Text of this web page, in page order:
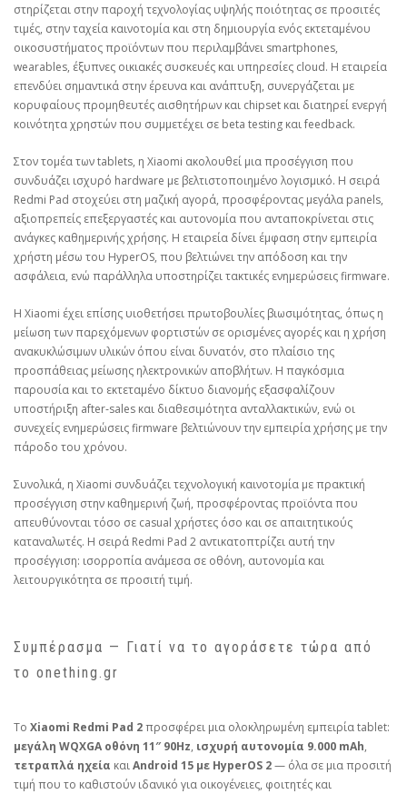
στηρίζεται στην παροχή τεχνολογίας υψηλής ποιότητας σε προσιτές
τιμές, στην ταχεία καινοτομία και στη δημιουργία ενός εκτεταμένου
οικοσυστήματος προϊόντων που περιλαμβάνει smartphones,
wearables, έξυπνες οικιακές συσκευές και υπηρεσίες cloud. Η εταιρεία
επενδύει σημαντικά στην έρευνα και ανάπτυξη, συνεργάζεται με
κορυφαίους προμηθευτές αισθητήρων και chipset και διατηρεί ενεργή
κοινότητα χρηστών που συμμετέχει σε beta testing και feedback.
Στον τομέα των tablets, η Xiaomi ακολουθεί μια προσέγγιση που
συνδυάζει ισχυρό hardware με βελτιστοποιημένο λογισμικό. Η σειρά
Redmi Pad στοχεύει στη μαζική αγορά, προσφέροντας μεγάλα panels,
αξιοπρεπείς επεξεργαστές και αυτονομία που ανταποκρίνεται στις
ανάγκες καθημερινής χρήσης. Η εταιρεία δίνει έμφαση στην εμπειρία
χρήστη μέσω του HyperOS, που βελτιώνει την απόδοση και την
ασφάλεια, ενώ παράλληλα υποστηρίζει τακτικές ενημερώσεις firmware.
Η Xiaomi έχει επίσης υιοθετήσει πρωτοβουλίες βιωσιμότητας, όπως η
μείωση των παρεχόμενων φορτιστών σε ορισμένες αγορές και η χρήση
ανακυκλώσιμων υλικών όπου είναι δυνατόν, στο πλαίσιο της
προσπάθειας μείωσης ηλεκτρονικών αποβλήτων. Η παγκόσμια
παρουσία και το εκτεταμένο δίκτυο διανομής εξασφαλίζουν
υποστήριξη after‑sales και διαθεσιμότητα ανταλλακτικών, ενώ οι
συνεχείς ενημερώσεις firmware βελτιώνουν την εμπειρία χρήσης με την
πάροδο του χρόνου.
Συνολικά, η Xiaomi συνδυάζει τεχνολογική καινοτομία με πρακτική
προσέγγιση στην καθημερινή ζωή, προσφέροντας προϊόντα που
απευθύνονται τόσο σε casual χρήστες όσο και σε απαιτητικούς
καταναλωτές. Η σειρά Redmi Pad 2 αντικατοπτρίζει αυτή την
προσέγγιση: ισορροπία ανάμεσα σε οθόνη, αυτονομία και
λειτουργικότητα σε προσιτή τιμή.
Συμπέρασμα — Γιατί να το αγοράσετε τώρα από
το onething.gr
Το Xiaomi Redmi Pad 2προσφέρει μια ολοκληρωμένη εμπειρία tablet:
μεγάλη WQXGA οθόνη 11″ 90Hz, ισχυρή αυτονομία 9.000 mAh,
τετραπλά ηχεία καιAndroid 15 με HyperOS 2— όλα σε μια προσιτή
τιμή που το καθιστούν ιδανικό για οικογένειες, φοιτητές και